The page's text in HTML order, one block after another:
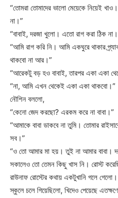
“তোমরা তোমাদের ভালো মেয়েকে নিয়েই
না।”
“বাবাই, দরজা খুলো। এতো রাগ করা ঠিক
“আমি রাগ করি নি। আমি একঘুরে থাকার
থাকবো না আর।”
“আরেকটু বড় হও বাবাই, তারপর একা একা
“না, আমি এখন থেকেই একা একা থাকবো।”
নৌশিন বললো,
“কেনো জেদ করছো? এরকম করে না বাবা।”
“আমাকে বাবা ডাকবে না তুমি। তোমার
সব।”
“ও তো আমার মা হয়। তুই না আমার বাবা।
সকালেও তো তেমন কিছু খাস নি। রোস্ট
রাউনাফ রোস্টের কথায় একটুখানি গলে
স্কুলে চলে গিয়েছিলো, খিদেও পেয়েছে